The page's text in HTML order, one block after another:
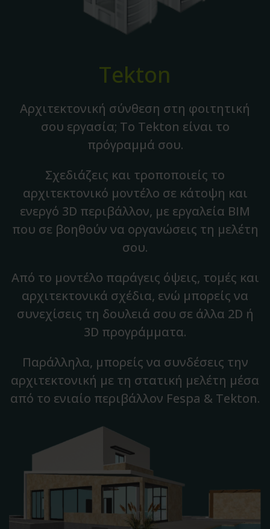
Tekton
Αρχιτεκτονική σύνθεση στη φοιτητική
σου εργασία; Το Tekton είναι το
πρόγραμμά σου.
Σχεδιάζεις και τροποποιείς το
αρχιτεκτονικό μοντέλο σε κάτοψη και
ενεργό 3D περιβάλλον, με εργαλεία BIM
που σε βοηθούν να οργανώσεις τη μελέτη
σου.
Από το μοντέλο παράγεις όψεις, τομές και
αρχιτεκτονικά σχέδια, ενώ μπορείς να
συνεχίσεις τη δουλειά σου σε άλλα 2D ή
3D προγράμματα.
Παράλληλα, μπορείς να συνδέσεις την
αρχιτεκτονική με τη στατική μελέτη μέσα
από το ενιαίο περιβάλλον Fespa & Tekton.